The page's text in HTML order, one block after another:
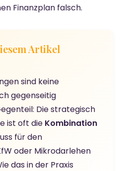
Finanzplan falsch.
Artikel
sind keine
gegenseitig
Die strategisch
ist oft die Kombination
für den
oder Mikrodarlehen
das in der Praxis